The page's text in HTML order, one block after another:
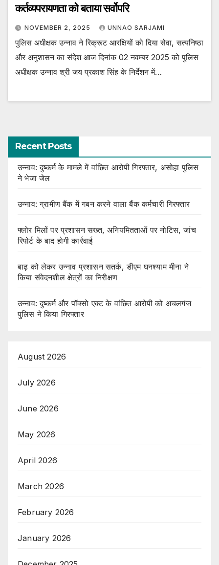
कर्तव्यपरायणता को बताया सर्वोपरि
NOVEMBER 2, 2025 UNNAO SARJAMI
पुलिस अधीक्षक उन्नाव ने रिक्रूट आरक्षियों को दिया सेवा, सत्यनिष्ठा
और अनुशासन का संदेश आज दिनांक 02 नवम्बर 2025 को पुलिस
अधीक्षक उन्नाव श्री जय प्रकाश सिंह के निर्देशन में…
Recent Posts
उन्नाव: दुष्कर्म के मामले में वांछित आरोपी गिरफ्तार, असोहा पुलिस
ने भेजा जेल
उन्नाव: ग्रामीण बैंक में गबन करने वाला बैंक कर्मचारी गिरफ्तार
फ्लोर मिलों पर प्रशासन सख्त, अनियमितताओं पर नोटिस, जांच
रिपोर्ट के बाद होगी कार्रवाई
बाढ़ को लेकर उन्नाव प्रशासन सतर्क, डीएम घनश्याम मीना ने
किया संवेदनशील क्षेत्रों का निरीक्षण
उन्नाव: दुष्कर्म और पॉक्सो एक्ट के वांछित आरोपी को अचलगंज
पुलिस ने किया गिरफ्तार
August 2026
July 2026
June 2026
May 2026
April 2026
March 2026
February 2026
January 2026